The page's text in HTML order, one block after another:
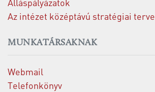
Álláspályázatok
Az intézet középtávú stratégiai terve
MUNKATÁRSAKNAK
Webmail
Telefonkönyv